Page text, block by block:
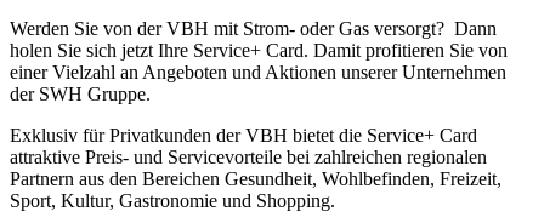
Werden Sie von der VBH mit Strom- oder Gas versorgt? Dann
holen Sie sich jetzt Ihre Service+ Card. Damit profitieren Sie von
einer Vielzahl an Angeboten und Aktionen unserer Unternehmen
der SWH Gruppe.
Exklusiv für Privatkunden der VBH bietet die Service+ Card
attraktive Preis- und Servicevorteile bei zahlreichen regionalen
Partnern aus den Bereichen Gesundheit, Wohlbefinden, Freizeit,
Sport, Kultur, Gastronomie und Shopping.